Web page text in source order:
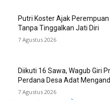
Putri Koster Ajak
Tanpa Tinggalkan Jati Diri
7 Agustus 2026
Diikuti 16 Sawa, Wagub Giri
Perdana Desa Adat
7 Agustus 2026